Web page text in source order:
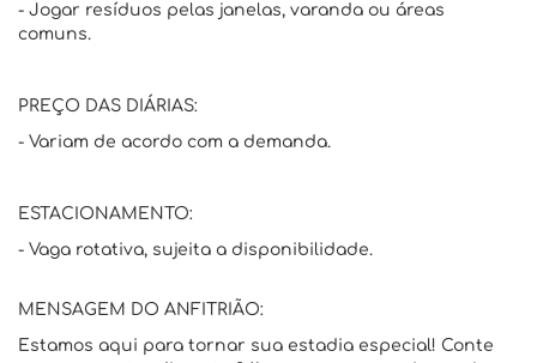
- Jogar resíduos pelas janelas, varanda ou áreas
comuns.
PREÇO DAS DIÁRIAS:
- Variam de acordo com a demanda.
ESTACIONAMENTO:
- Vaga rotativa, sujeita a disponibilidade.
MENSAGEM DO ANFITRIÃO:
Estamos aqui para tornar sua estadia especial! Conte